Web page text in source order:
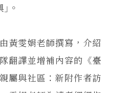
。
雯娟老師撰寫，介紹
翻譯並增補內容的《臺
屬與社區：新附作者訪